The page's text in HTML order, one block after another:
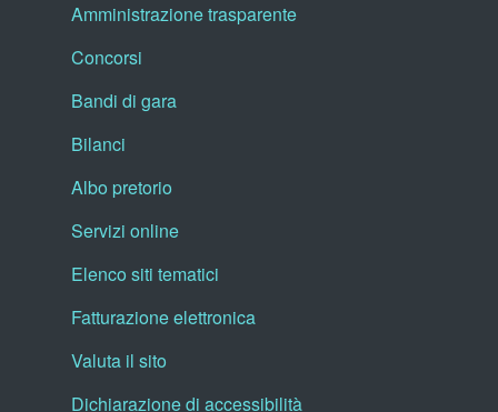
Amministrazione trasparente
Concorsi
Bandi di gara
Bilanci
Albo pretorio
Servizi online
Elenco siti tematici
Fatturazione elettronica
Valuta il sito
Dichiarazione di accessibilità